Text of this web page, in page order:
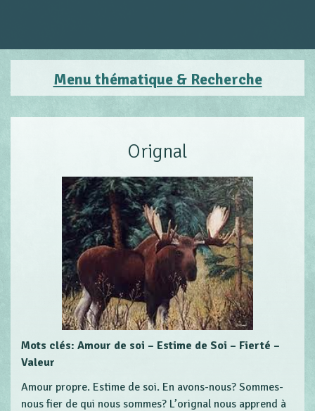
Menu thématique & Recherche
Orignal
Mots clés: Amour de soi – Estime de Soi – Fierté –
Valeur
Amour propre. Estime de soi. En avons-nous? Sommes-
nous fier de qui nous sommes? L’orignal nous apprend à